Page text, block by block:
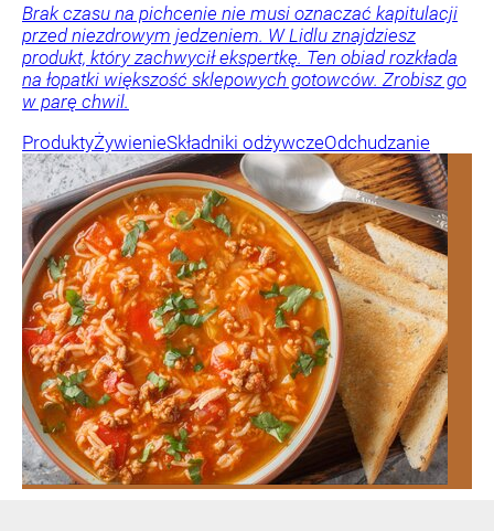
Brak czasu na pichcenie nie musi oznaczać kapitulacji
przed niezdrowym jedzeniem. W Lidlu znajdziesz
produkt, który zachwycił ekspertkę. Ten obiad rozkłada
na łopatki większość sklepowych gotowców. Zrobisz go
w parę chwil.
ProduktyŻywienieSkładniki odżywczeOdchudzanie